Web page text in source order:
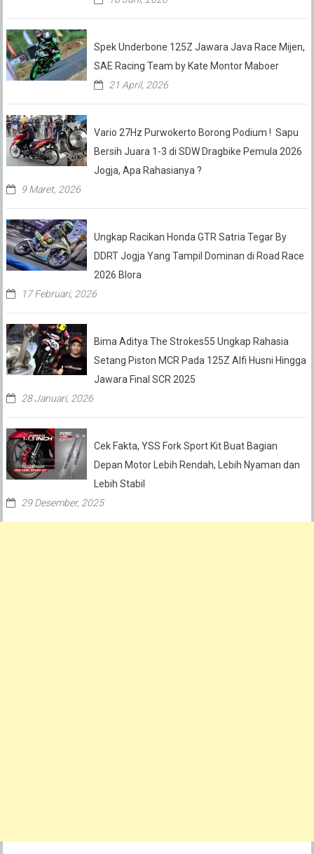
Spek Underbone 125Z Jawara Java Race Mijen,
SAE Racing Team by Kate Montor Maboer
21 April, 2026
Vario 27Hz Purwokerto Borong Podium ! Sapu
Bersih Juara 1-3 di SDW Dragbike Pemula 2026
Jogja, Apa Rahasianya ?
9 Maret, 2026
Ungkap Racikan Honda GTR Satria Tegar By
DDRT Jogja Yang Tampil Dominan di Road Race
2026 Blora
17 Februari, 2026
Bima Aditya The Strokes55 Ungkap Rahasia
Setang Piston MCR Pada 125Z Alfi Husni Hingga
Jawara Final SCR 2025
28 Januari, 2026
Cek Fakta, YSS Fork Sport Kit Buat Bagian
Depan Motor Lebih Rendah, Lebih Nyaman dan
Lebih Stabil
29 Desember, 2025